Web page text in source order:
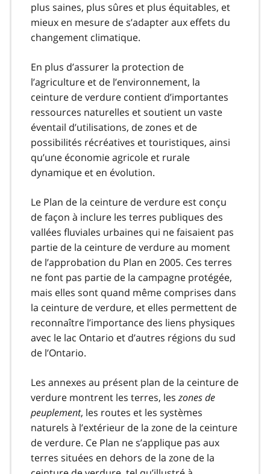
plus saines, plus sûres et plus équitables, et
mieux en mesure de s’adapter aux effets du
changement climatique.
En plus d’assurer la protection de
l’agriculture et de l’environnement, la
ceinture de verdure contient d’importantes
ressources naturelles et soutient un vaste
éventail d’utilisations, de zones et de
possibilités récréatives et touristiques, ainsi
qu’une économie agricole et rurale
dynamique et en évolution.
Le Plan de la ceinture de verdure est conçu
de façon à inclure les terres publiques des
vallées fluviales urbaines qui ne faisaient pas
partie de la ceinture de verdure au moment
de l’approbation du Plan en 2005. Ces terres
ne font pas partie de la campagne protégée,
mais elles sont quand même comprises dans
la ceinture de verdure, et elles permettent de
reconnaître l’importance des liens physiques
avec le lac Ontario et d’autres régions du sud
de l’Ontario.
Les annexes au présent plan de la ceinture de
verdure montrent les terres, leszones de
peuplement, les routes et les systèmes
naturels à l’extérieur de la zone de la ceinture
de verdure. Ce Plan ne s’applique pas aux
terres situées en dehors de la zone de la